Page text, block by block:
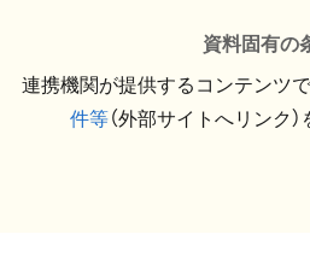
資料固有の
連携機関が提供するコンテンツで
件等（外部サイトへリンク